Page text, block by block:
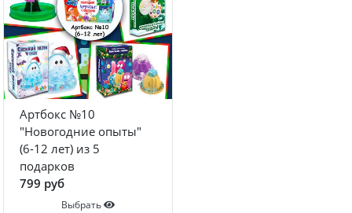
Артбокс №10
"Новогодние опыты"
(6-12 лет) из 5
подарков
799 руб
Выбрать